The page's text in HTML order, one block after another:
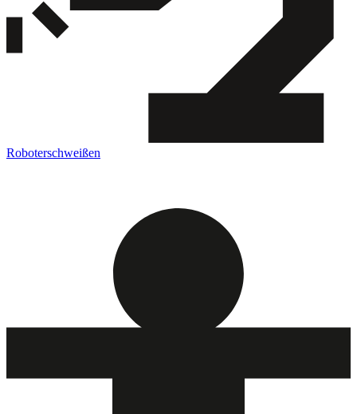
Roboterschweißen